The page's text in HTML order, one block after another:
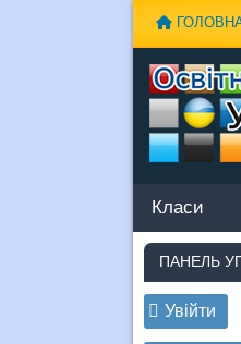
Класи
ПАНЕЛЬ
Увійти